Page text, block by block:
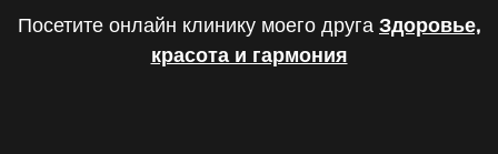
Посетите онлайн клинику моего друга Здоровье,
красота и гармония